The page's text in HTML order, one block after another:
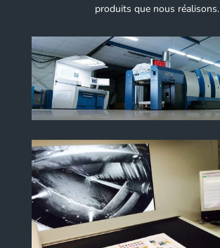
produits que nous réalisons.